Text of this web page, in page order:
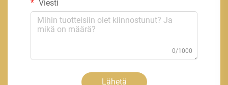
Viesti
0/1000
Lähetä